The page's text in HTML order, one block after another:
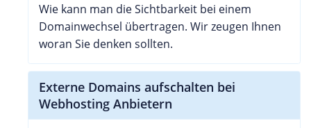
Wie kann man die Sichtbarkeit bei einem
Domainwechsel übertragen. Wir zeugen Ihnen
woran Sie denken sollten.
Externe Domains aufschalten bei
Webhosting Anbietern